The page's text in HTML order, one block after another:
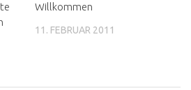
Willkommen
11. FEBRUAR 2011